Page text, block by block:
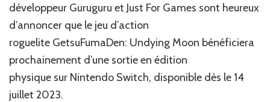
GetsuFumaDen:
Undying
Moon
physique
chez
Just
développeur Guruguru et Just For Games sont heureux
d’annoncer que le jeu d’action
roguelite GetsuFumaDen: Undying Moon bénéficiera
prochainement d’une sortie en édition
physique sur Nintendo Switch, disponible dès le 14
juillet 2023.